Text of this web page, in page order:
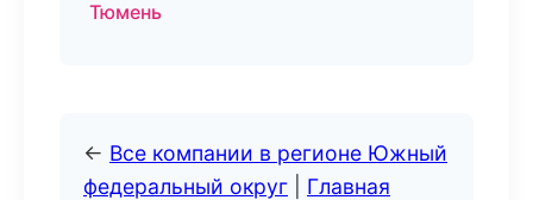
Тюмень
← Все компании в регионе Южный
федеральный округ
Главная